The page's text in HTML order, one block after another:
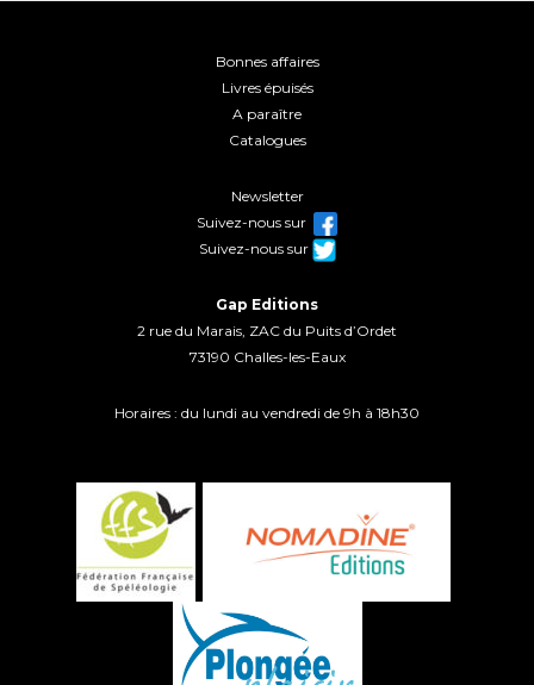
Bonnes affaires
Livres épuisés
A paraître
Catalogues
Newsletter
Suivez-nous sur
Suivez-nous sur
Gap Editions
2 rue du Marais, ZAC du Puits d’Ordet
73190 Challes-les-Eaux
Horaires : du lundi au vendredi de 9h à 18h30